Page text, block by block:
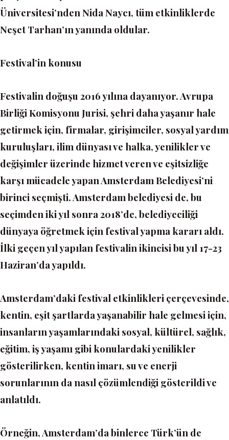
Üniversitesi’nden Nida Naycı, tüm etkinliklerde
Neşet Tarhan’ın yanında oldular.
Festival’in konusu
Festivalin doğuşu 2016 yılına dayanıyor. Avrupa
Birliği Komisyonu Jurisi, şehri daha yaşanır hale
getirmek için, firmalar, girişimciler, sosyal yardım
kuruluşları, ilim dünyası ve halka, yenilikler ve
değişimler üzerinde hizmet veren ve eşitsizliğe
karşı mücadele yapan Amsterdam Belediyesi’ni
birinci seçmişti. Amsterdam belediyesi de, bu
seçimden iki yıl sonra 2018’de, belediyeciliği
dünyaya öğretmek için festival yapma kararı aldı.
İlki geçen yıl yapılan festivalin ikincisi bu yıl 17-23
Haziran’da yapıldı.
Amsterdam’daki festival etkinlikleri çerçevesinde,
kentin, eşit şartlarda yaşanabilir hale gelmesi için,
insanların yaşamlarındaki sosyal, kültürel, sağlık,
eğitim, iş yaşamı gibi konulardaki yenilikler
gösterilirken, kentin imarı, su ve enerji
sorunlarının da nasıl çözümlendiği gösterildi ve
anlatıldı.
Örneğin, Amsterdam’da binlerce Türk’ün de